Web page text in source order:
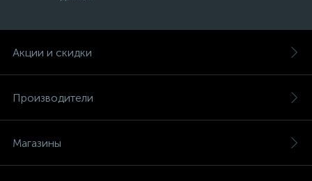
Акции и скидки
Производители
Магазины